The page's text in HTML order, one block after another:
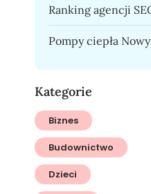
Ranking agencji
Pompy ciepła
Kategorie
Biznes
Budownictwo
Dzieci